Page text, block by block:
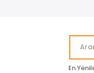
En